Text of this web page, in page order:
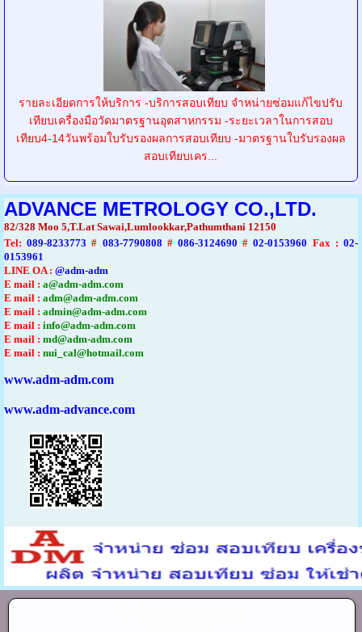
รายละเอียดการให้บริการ -บริการสอบเทียบ จำหน่ายซ่อมแก้ไขปรับ
เทียบเครื่องมือวัดมาตรฐานอุตสาหกรรม -ระยะเวลาในการสอบ
เทียบ4-14วันพร้อมใบรับรองผลการสอบเทียบ -มาตรฐานใบรับรองผล
สอบเทียบเคร...
ADVANCE METROLOGY CO.,LTD.
82/328 Moo 5,T.Lat Sawai,Lumlookkar,Pathumthani 12150
Tel: 089-8233773 # 083-7790808 #086-3124690 #02-0153960 Fax :02-
0153961
LINE OA : @adm-adm
E mail : a@adm-adm.com
E mail : adm@adm-adm.com
E mail : admin@adm-adm.com
E mail : info@adm-adm.com
E mail : md@adm-adm.com
E mail : nui_cal@hotmail.com
www.adm-adm.com
www.adm-advance.com